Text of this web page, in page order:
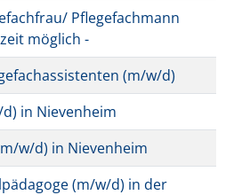
Pflegefachmann
möglich -
(m/w/d)
in Nievenheim
w/d) in Nievenheim
(m/w/d) in der